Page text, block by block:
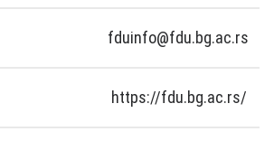
fduinfo@fdu.bg.ac.rs
https://fdu.bg.ac.rs/